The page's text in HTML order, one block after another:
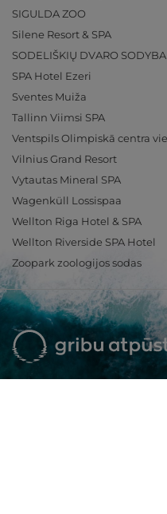
SIGULDA ZOO
Silene Resort & SPA
SODELIŠKIŲ DVARO SODYBA
SPA Hotel Ezeri
Sventes Muiža
Tallinn Viimsi SPA
Ventspils Olimpiskā centra
Vilnius Grand Resort
Vytautas Mineral SPA
Wagenküll Lossispaa
Wellton Riga Hotel & SPA
Wellton Riverside SPA Hotel
Zoopark zoologijos sodas